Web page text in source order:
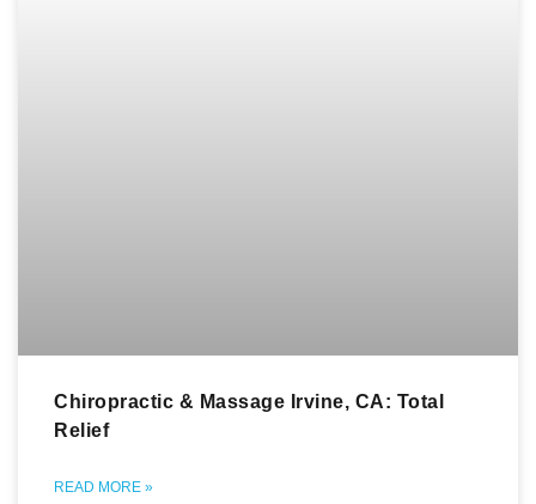
Chiropractic & Massage Irvine, CA: Total
Relief
READ MORE »